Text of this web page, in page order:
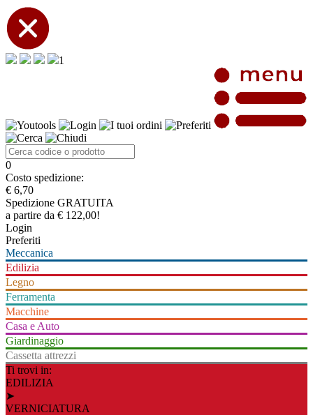
1
0
Costo spedizione:
€ 6,70
Spedizione GRATUITA
a partire da € 122,00!
Login
Preferiti
Meccanica
Edilizia
Legno
Ferramenta
Macchine
Casa e Auto
Giardinaggio
Cassetta attrezzi
Ti trovi in:
EDILIZIA
➤
VERNICIATURA